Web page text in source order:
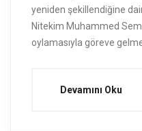
yeniden şekillendiğine
Nitekim Muhammed
oylamasıyla göreve
Devamını Oku